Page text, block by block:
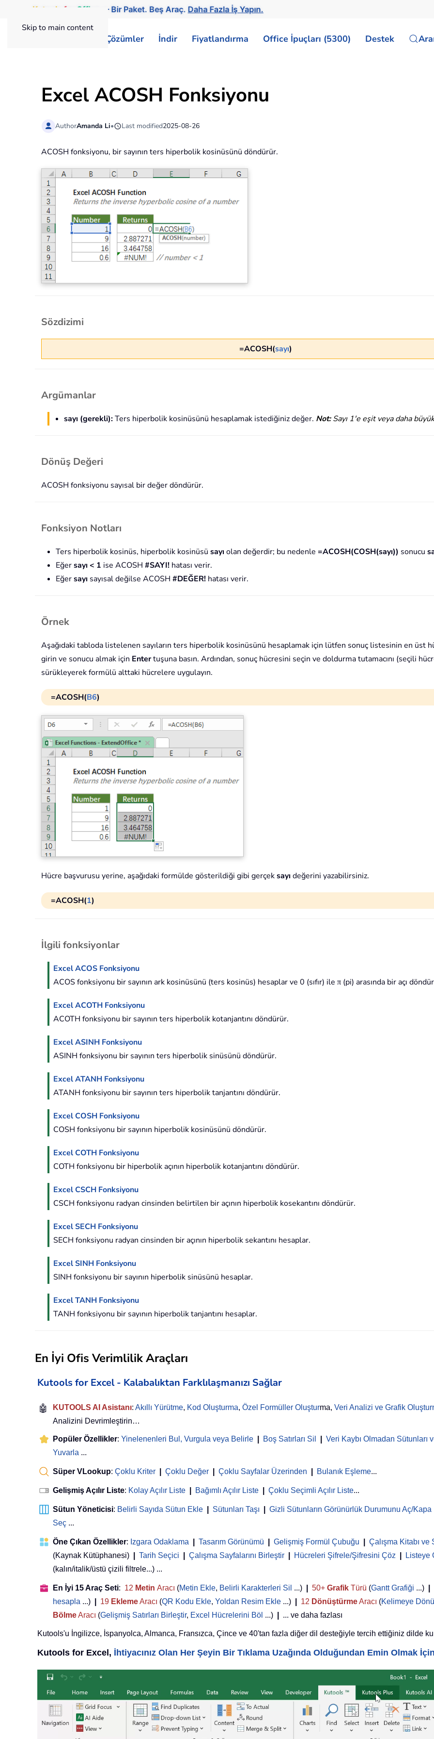
Skip to main content
Kutools for Office — Bir Paket. Beş Araç. Daha Fazla İş Yapın.
Çözümler İndir Fiyatlandırma Office İpuçları (5300) Destek
Excel ACOSH Fonksiyonu
AuthorAmanda Li• Last modified2025-08-26
ACOSH fonksiyonu, bir sayının ters hiperbolik kosinüsünü döndürür.
Sözdizimi
=ACOSH(sayı)
Argümanlar
sayı (gerekli):Ters hiperbolik kosinüsünü hesaplamak istediğiniz değer. Not: Sayı 1'e eşit veya daha
Dönüş Değeri
ACOSH fonksiyonu sayısal bir değer döndürür.
Fonksiyon Notları
Ters hiperbolik kosinüs, hiperbolik kosinüsü sayı olan değerdir; bu nedenle =ACOSH(COSH(sayı)) sonucu
Eğersayı < 1 ise ACOSH #SAYI! hatası verir.
Eğersayı sayısal değilse ACOSH #DEĞER! hatası verir.
Örnek
Aşağıdaki tabloda listelenen sayıların ters hiperbolik kosinüsünü hesaplamak için lütfen sonuç listesinin en üst
girin ve sonucu almak için Entertuşuna basın. Ardından, sonuç hücresini seçin ve doldurma tutamacını (seçili
sürükleyerek formülü alttaki hücrelere uygulayın.
=ACOSH(B6)
Hücre başvurusu yerine, aşağıdaki formülde gösterildiği gibi gerçeksayı değerini yazabilirsiniz.
=ACOSH(1)
İlgili fonksiyonlar
Excel ACOS Fonksiyonu
ACOS fonksiyonu bir sayının ark kosinüsünü (ters kosinüs) hesaplar ve 0 (sıfır) ile π (pi) arasında bir açı
Excel ACOTH Fonksiyonu
ACOTH fonksiyonu bir sayının ters hiperbolik kotanjantını döndürür.
Excel ASINH Fonksiyonu
ASINH fonksiyonu bir sayının ters hiperbolik sinüsünü döndürür.
Excel ATANH Fonksiyonu
ATANH fonksiyonu bir sayının ters hiperbolik tanjantını döndürür.
Excel COSH Fonksiyonu
COSH fonksiyonu bir sayının hiperbolik kosinüsünü döndürür.
Excel COTH Fonksiyonu
COTH fonksiyonu bir hiperbolik açının hiperbolik kotanjantını döndürür.
Excel CSCH Fonksiyonu
CSCH fonksiyonu radyan cinsinden belirtilen bir açının hiperbolik kosekantını döndürür.
Excel SECH Fonksiyonu
SECH fonksiyonu radyan cinsinden bir açının hiperbolik sekantını hesaplar.
Excel SINH Fonksiyonu
SINH fonksiyonu bir sayının hiperbolik sinüsünü hesaplar.
Excel TANH Fonksiyonu
TANH fonksiyonu bir sayının hiperbolik tanjantını hesaplar.
En İyi Ofis Verimlilik Araçları
Kutools for Excel - Kalabalıktan Farklılaşmanızı Sağlar
🤖 KUTOOLS AI Asistanı: Akıllı Yürütme, Kod Oluşturma, Özel Formüller Oluşturma, Veri Analizi ve Grafik
Analizini Devrimleştirin…
Popüler Özellikler: Yinelenenleri Bul, Vurgula veya Belirle Boş Satırları Sil
Veri Kaybı Olmadan Sütunları
Yuvarla ...
Süper VLookup: Çoklu Kriter Çoklu Değer Çoklu Sayfalar Üzerinden Bulanık Eşleme...
Gelişmiş Açılır Liste: Kolay Açılır Liste Bağımlı Açılır Liste Çoklu Seçimli Açılır Liste...
Sütun Yöneticisi: Belirli Sayıda Sütun Ekle Sütunları Taşı
Gizli Sütunların Görünürlük Durumunu Aç/Kapa
Seç ...
Öne Çıkan Özellikler: Izgara Odaklama Tasarım Görünümü Gelişmiş Formül Çubuğu
Çalışma Kitabı
(Kaynak Kütüphanesi)
Tarih Seçici Çalışma Sayfalarını Birleştir Hücreleri Şifrele/Şifresini Çöz
Listeye
(kalın/italik/üstü çizili filtrele...) ...
En İyi 15 Araç Seti: 12 Metin Aracı (Metin Ekle, Belirli Karakterleri Sil ...) 50+ Grafik Türü (Gantt Grafiği ...)
hesapla ...) 19 EklemeAracı (QR Kodu Ekle, Yoldan Resim Ekle ...) 12 DönüştürmeAracı (Kelimeye
BölmeAracı (Gelişmiş Satırları Birleştir, Excel Hücrelerini Böl ...) ... ve daha fazlası
Kutools'u İngilizce, İspanyolca, Almanca, Fransızca, Çince ve 40'tan fazla diğer dil desteğiyle tercih ettiğiniz dilde
Kutools for Excel, İhtiyacınız Olan Her Şeyin Bir Tıklama Uzağında Olduğundan Emin Olmak